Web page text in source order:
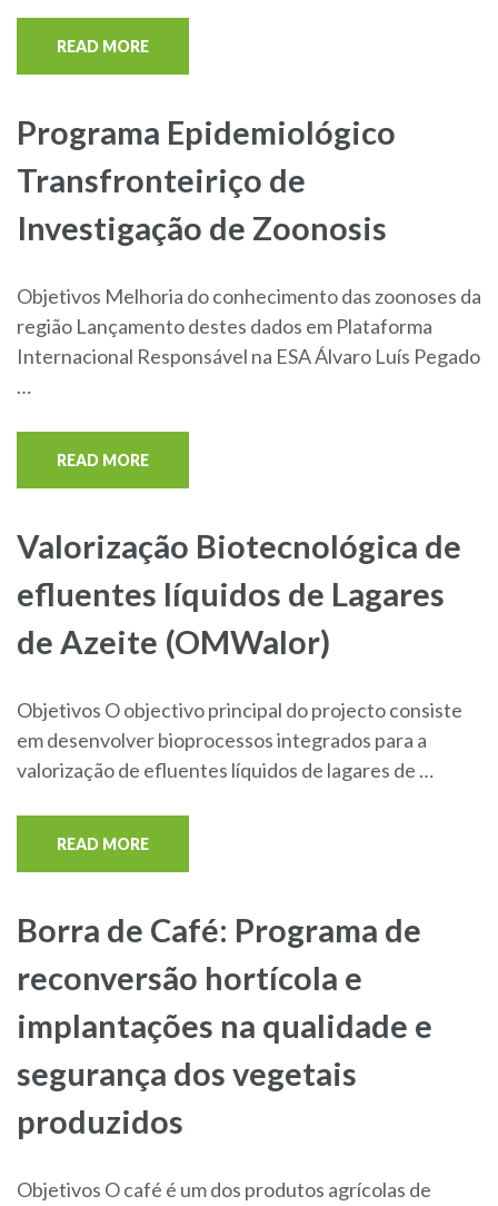
READ MORE
Programa Epidemiológico
Transfronteiriço de
Investigação de Zoonosis
Objetivos Melhoria do conhecimento das zoonoses da
região Lançamento destes dados em Plataforma
Internacional Responsável na ESA Álvaro Luís Pegado
…
READ MORE
Valorização Biotecnológica de
efluentes líquidos de Lagares
de Azeite (OMWalor)
Objetivos O objectivo principal do projecto consiste
em desenvolver bioprocessos integrados para a
valorização de efluentes líquidos de lagares de …
READ MORE
Borra de Café: Programa de
reconversão hortícola e
implantações na qualidade e
segurança dos vegetais
produzidos
Objetivos O café é um dos produtos agrícolas de